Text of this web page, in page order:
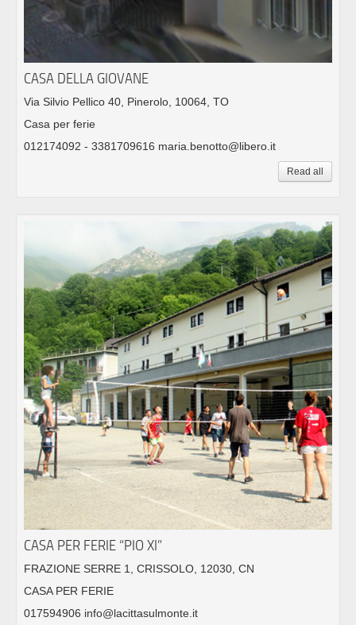
CASA DELLA GIOVANE
Via Silvio Pellico 40, Pinerolo, 10064, TO
Casa per ferie
012174092 - 3381709616 maria.benotto@libero.it
Read all
CASA PER FERIE “PIO XI”
FRAZIONE SERRE 1, CRISSOLO, 12030, CN
CASA PER FERIE
017594906 info@lacittasulmonte.it